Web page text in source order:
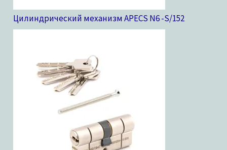
Цилиндрический механизм APECS N6 -S/152